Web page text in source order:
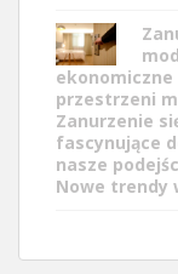
przestrzeni
Zanurzenie
fascynujące
nasze
Nowe trendy